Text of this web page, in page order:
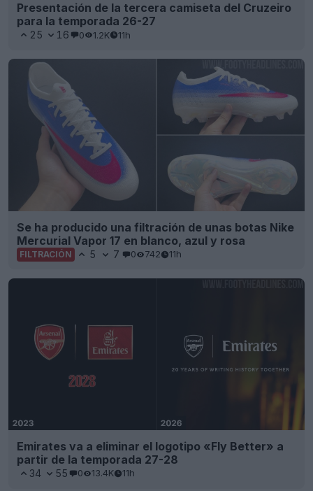
Presentación de la tercera camiseta del Cruzeiro
para la temporada 26-27
25 16 0 1.2K 11h
Se ha producido una filtración de unas botas Nike
Mercurial Vapor 17 en blanco, azul y rosa
FILTRACIÓN 5 7 0 742 11h
Emirates va a eliminar el logotipo «Fly Better» a
partir de la temporada 27-28
34 55 0 13.4K 11h